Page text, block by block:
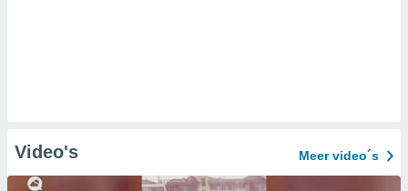
Video's Meer video´s